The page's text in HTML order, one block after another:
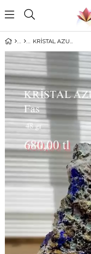
KRİSTAL AZURİT 48 GR.